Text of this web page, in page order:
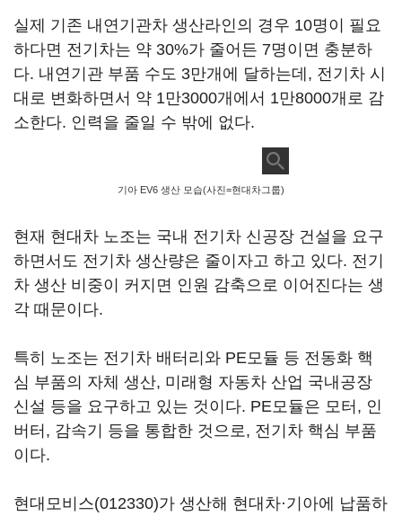
실제 기존 내연기관차 생산라인의 경우 10명이 필요
하다면 전기차는 약 30%가 줄어든 7명이면 충분하
다. 내연기관 부품 수도 3만개에 달하는데, 전기차 시
대로 변화하면서 약 1만3000개에서 1만8000개로 감
소한다. 인력을 줄일 수 밖에 없다.
기아 EV6 생산 모습(사진=현대차그룹)
현재 현대차 노조는 국내 전기차 신공장 건설을 요구
하면서도 전기차 생산량은 줄이자고 하고 있다. 전기
차 생산 비중이 커지면 인원 감축으로 이어진다는 생
각 때문이다.
특히 노조는 전기차 배터리와 PE모듈 등 전동화 핵
심 부품의 자체 생산, 미래형 자동차 산업 국내공장
신설 등을 요구하고 있는 것이다. PE모듈은 모터, 인
버터, 감속기 등을 통합한 것으로, 전기차 핵심 부품
이다.
현대모비스(012330)가 생산해 현대차·기아에 납품하